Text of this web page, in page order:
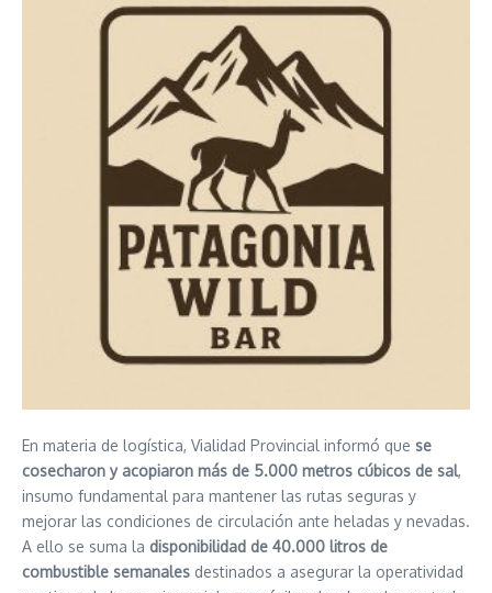
En materia de logística, Vialidad Provincial informó que se
cosecharon y acopiaron más de 5.000 metros cúbicos de sal,
insumo fundamental para mantener las rutas seguras y
mejorar las condiciones de circulación ante heladas y nevadas.
A ello se suma la disponibilidad de 40.000 litros de
combustible semanales destinados a asegurar la operatividad